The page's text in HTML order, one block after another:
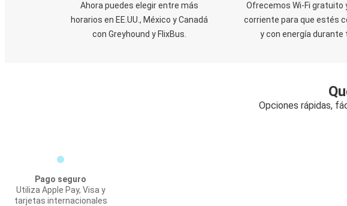
Ahora puedes elegir entre más
horarios en EE.UU., México y Canadá
con Greyhound y FlixBus.
Ofrecemos Wi-Fi gratuito
corriente para que estés
y con energía durante
Opciones rápidas,
Pago seguro
Utiliza Apple Pay, Visa y
tarjetas internacionales